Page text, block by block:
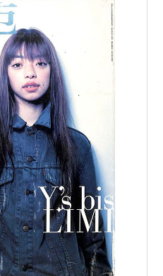
本剛 ともさかりえ #村
敬太 モスキーノ ツモリ
| 文化出版局 他 |